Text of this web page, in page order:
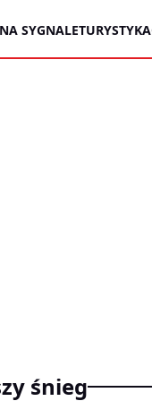
NA SYGNALETURYSTYKA
śnieg